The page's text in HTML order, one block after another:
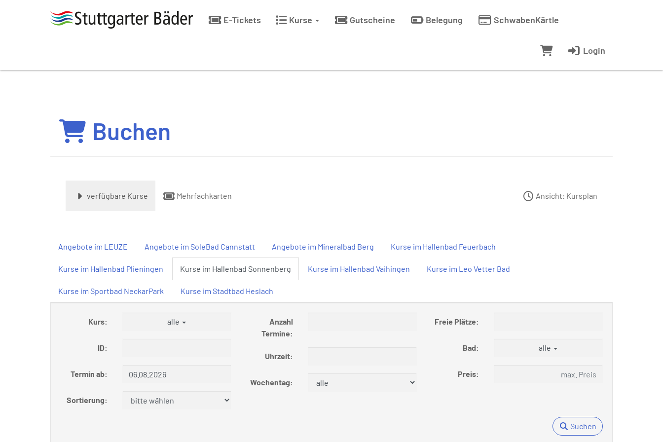
E-Tickets Kurse Gutscheine Belegung SchwabenKärtle
Login
Buchen
verfügbare Kurse Mehrfachkarten Ansicht: Kursplan
Angebote im LEUZE Angebote im SoleBad Cannstatt Angebote im Mineralbad Berg Kurse im Hallenbad Feuerbach
Kurse im Hallenbad Plieningen Kurse im Hallenbad Sonnenberg Kurse im Hallenbad Vaihingen Kurse im Leo Vetter Bad
Kurse im Sportbad NeckarPark Kurse im Stadtbad Heslach
Kurs: alle
ID:
Termin ab:
Sortierung:
Anzahl
Termine:
Uhrzeit:
Wochentag:
Freie Plätze:
Bad: alle
Preis:
Suchen